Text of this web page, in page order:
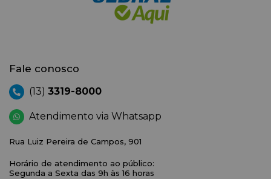
Fale conosco
(13) 3319-8000
Atendimento via Whatsapp
Rua Luiz Pereira de Campos, 901
Horário de atendimento ao público:
Segunda a Sexta das 9h às 16 horas